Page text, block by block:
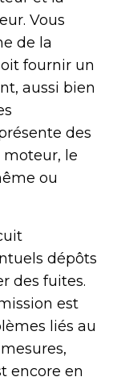
Vous
de la
fournir un
aussi bien
des
moteur, le
ou
dépôts
des fuites.
est
liés au
encore en